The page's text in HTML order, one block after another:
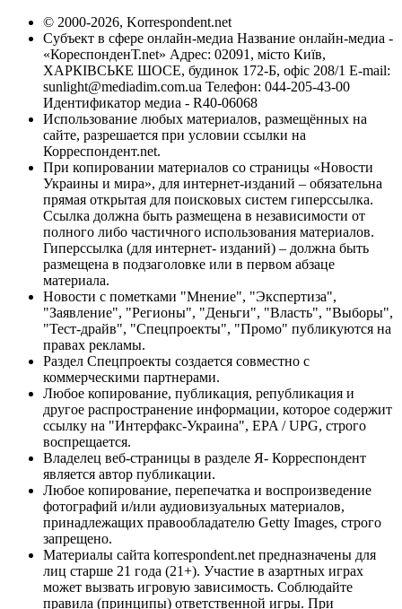
© 2000-2026, Korrespondent.net
Субъект в сфере онлайн-медиа Название онлайн-медиа -
«КореспонденТ.net» Адрес: 02091, місто Київ,
ХАРКІВСЬКЕ ШОСЕ, будинок 172-Б, офіс 208/1 E-mail:
sunlight@mediadim.com.ua Телефон: 044-205-43-00
Идентификатор медиа - R40-06068
Использование любых материалов, размещённых на
сайте, разрешается при условии ссылки на
Корреспондент.net.
При копировании материалов со страницы «Новости
Украины и мира», для интернет-изданий – обязательна
прямая открытая для поисковых систем гиперссылка.
Ссылка должна быть размещена в независимости от
полного либо частичного использования материалов.
Гиперссылка (для интернет- изданий) – должна быть
размещена в подзаголовке или в первом абзаце
материала.
Новости с пометками "Мнение", "Экспертиза",
"Заявление", "Регионы", "Деньги", "Власть", "Выборы",
"Тест-драйв", "Спецпроекты", "Промо" публикуются на
правах рекламы.
Раздел Спецпроекты создается совместно с
коммерческими партнерами.
Любое копирование, публикация, републикация и
другое распространение информации, которое содержит
ссылку на "Интерфакс-Украина", EPA / UPG, строго
воспрещается.
Владелец веб-страницы в разделе Я- Корреспондент
является автор публикации.
Любое копирование, перепечатка и воспроизведение
фотографий и/или аудиовизуальных материалов,
принадлежащих правообладателю Getty Images, строго
запрещено.
Материалы сайта korrespondent.net предназначены для
лиц старше 21 года (21+). Участие в азартных играх
может вызвать игровую зависимость. Соблюдайте
правила (принципы) ответственной игры. При